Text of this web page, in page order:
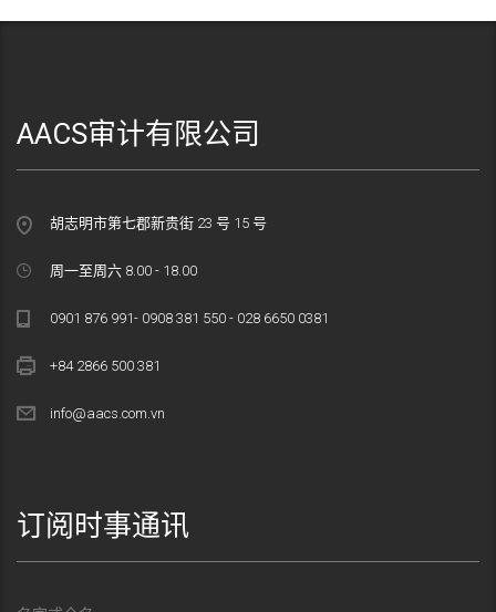
AACS审计有限公司
胡志明市第七郡新贵街 23 号 15 号
周一至周六 8.00 - 18.00
0901 876 991- 0908 381 550 - 028 6650 0381
+84 2866 500 381
info@aacs.com.vn
订阅时事通讯